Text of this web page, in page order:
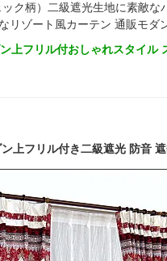
ク柄）二級遮光生地に素敵な
リゾート風カーテン 通販モダ
上フリル付おしゃれスタイル
上フリル付き二級遮光 防音